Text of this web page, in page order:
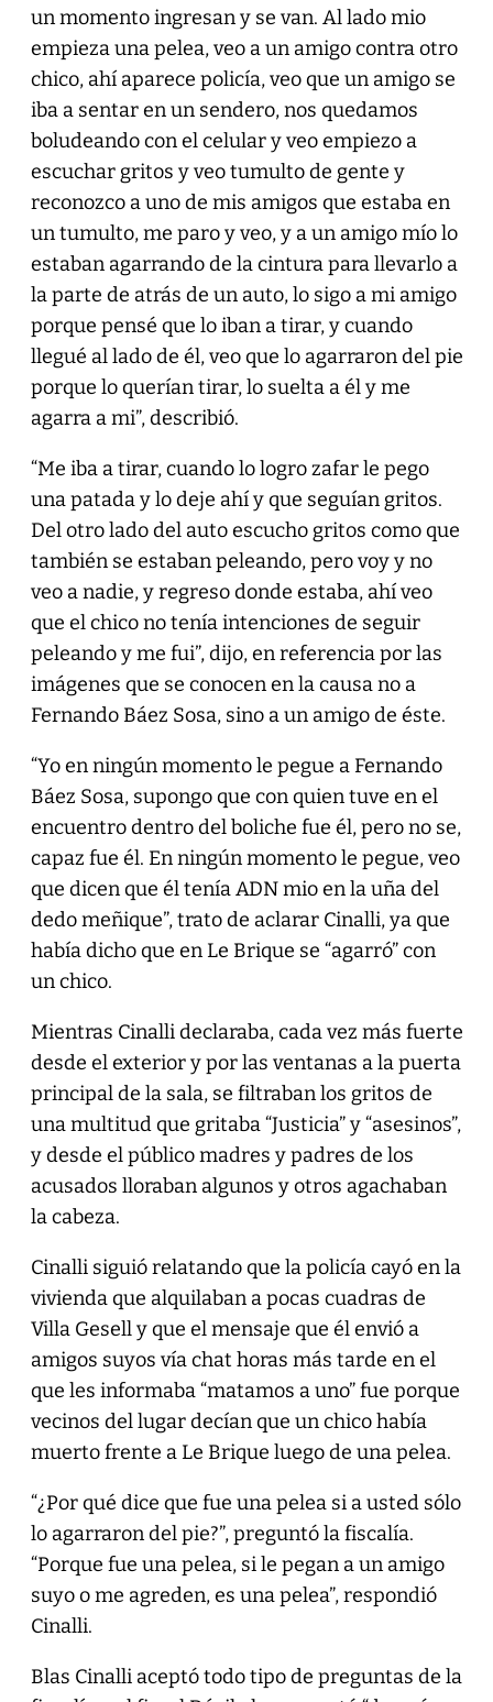
un momento ingresan y se van. Al lado mio
empieza una pelea, veo a un amigo contra otro
chico, ahí aparece policía, veo que un amigo se
iba a sentar en un sendero, nos quedamos
boludeando con el celular y veo empiezo a
escuchar gritos y veo tumulto de gente y
reconozco a uno de mis amigos que estaba en
un tumulto, me paro y veo, y a un amigo mío lo
estaban agarrando de la cintura para llevarlo a
la parte de atrás de un auto, lo sigo a mi amigo
porque pensé que lo iban a tirar, y cuando
llegué al lado de él, veo que lo agarraron del pie
porque lo querían tirar, lo suelta a él y me
agarra a mi”, describió.
“Me iba a tirar, cuando lo logro zafar le pego
una patada y lo deje ahí y que seguían gritos.
Del otro lado del auto escucho gritos como que
también se estaban peleando, pero voy y no
veo a nadie, y regreso donde estaba, ahí veo
que el chico no tenía intenciones de seguir
peleando y me fui”, dijo, en referencia por las
imágenes que se conocen en la causa no a
Fernando Báez Sosa, sino a un amigo de éste.
“Yo en ningún momento le pegue a Fernando
Báez Sosa, supongo que con quien tuve en el
encuentro dentro del boliche fue él, pero no se,
capaz fue él. En ningún momento le pegue, veo
que dicen que él tenía ADN mio en la uña del
dedo meñique”, trato de aclarar Cinalli, ya que
había dicho que en Le Brique se “agarró” con
un chico.
Mientras Cinalli declaraba, cada vez más fuerte
desde el exterior y por las ventanas a la puerta
principal de la sala, se filtraban los gritos de
una multitud que gritaba “Justicia” y “asesinos”,
y desde el público madres y padres de los
acusados lloraban algunos y otros agachaban
la cabeza.
Cinalli siguió relatando que la policía cayó en la
vivienda que alquilaban a pocas cuadras de
Villa Gesell y que el mensaje que él envió a
amigos suyos vía chat horas más tarde en el
que les informaba “matamos a uno” fue porque
vecinos del lugar decían que un chico había
muerto frente a Le Brique luego de una pelea.
“¿Por qué dice que fue una pelea si a usted sólo
lo agarraron del pie?”, preguntó la fiscalía.
“Porque fue una pelea, si le pegan a un amigo
suyo o me agreden, es una pelea”, respondió
Cinalli.
Blas Cinalli aceptó todo tipo de preguntas de la